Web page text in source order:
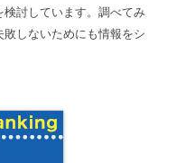
討しています。調べてみ
しないためにも情報をシ